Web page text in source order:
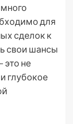
для
сделок к
свои шансы
это не
глубокое